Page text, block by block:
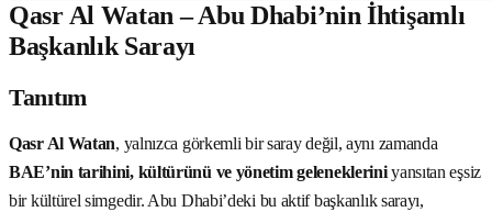
Qasr Al Watan – Abu Dhabi’nin İhtişamlı
Başkanlık Sarayı
Tanıtım
Qasr Al Watan, yalnızca görkemli bir saray değil, aynı zamanda
BAE’nin tarihini, kültürünü ve yönetim gelenekleriniyansıtan eşsiz
bir kültürel simgedir. Abu Dhabi’deki bu aktif başkanlık sarayı,